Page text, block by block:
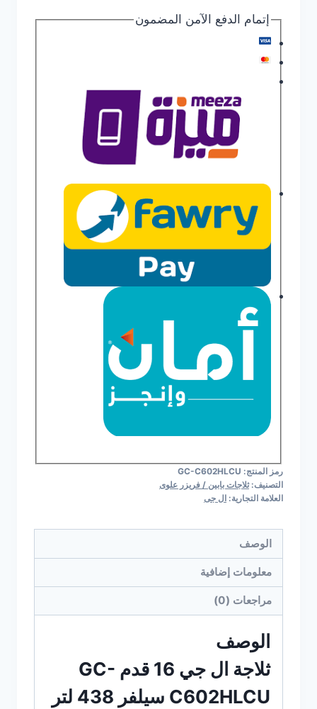
إتمام الدفع الآمن المضمون
رمز المنتج: GC-C602HLCU
التصنيف:ثلاجات بابين / فريزر علوى
العلامة التجارية: ال جى
الوصف
معلومات إضافية
مراجعات (0)
الوصف
ثلاجة ال جي 16 قدم GC-
C602HLCU سيلفر 438 لتر